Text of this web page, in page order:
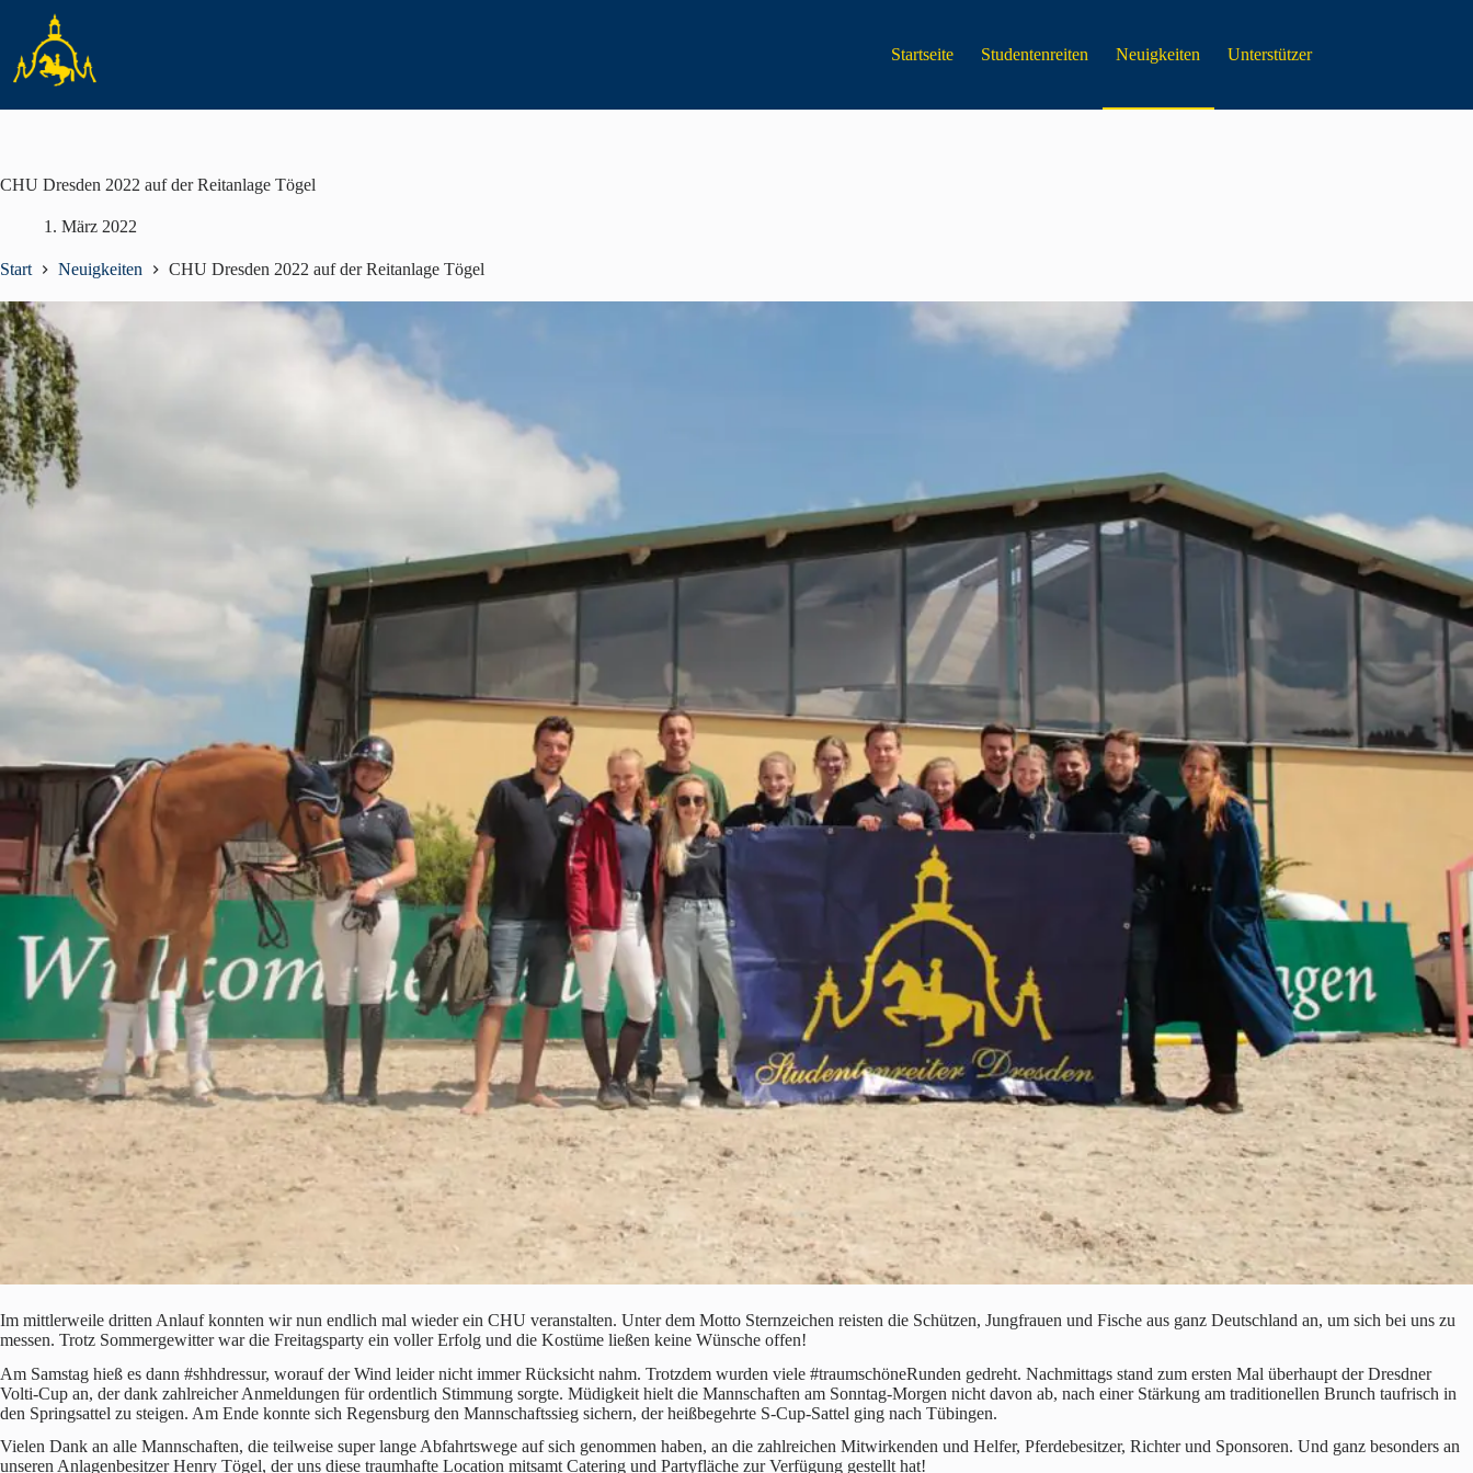
springen
Startseite Studentenreiten Neuigkeiten Unterstützer
CHU Dresden 2022 auf der Reitanlage Tögel
1. März 2022
Start Neuigkeiten CHU Dresden 2022 auf der Reitanlage Tögel
Im mittlerweile dritten Anlauf konnten wir nun endlich mal wieder ein CHU veranstalten. Unter dem Motto Sternzeichen reisten die Schützen, Jungfrauen und Fische aus ganz Deutschland an, um sich bei uns zu
messen. Trotz Sommergewitter war die Freitagsparty ein voller Erfolg und die Kostüme ließen keine Wünsche offen!
Am Samstag hieß es dann #shhdressur, worauf der Wind leider nicht immer Rücksicht nahm. Trotzdem wurden viele #traumschöneRunden gedreht. Nachmittags stand zum ersten Mal überhaupt der Dresdner
Volti-Cup an, der dank zahlreicher Anmeldungen für ordentlich Stimmung sorgte. Müdigkeit hielt die Mannschaften am Sonntag-Morgen nicht davon ab, nach einer Stärkung am traditionellen Brunch taufrisch in
den Springsattel zu steigen. Am Ende konnte sich Regensburg den Mannschaftssieg sichern, der heißbegehrte S-Cup-Sattel ging nach Tübingen.
Vielen Dank an alle Mannschaften, die teilweise super lange Abfahrtswege auf sich genommen haben, an die zahlreichen Mitwirkenden und Helfer, Pferdebesitzer, Richter und Sponsoren. Und ganz besonders an
unseren Anlagenbesitzer Henry Tögel, der uns diese traumhafte Location mitsamt Catering und Partyfläche zur Verfügung gestellt hat!